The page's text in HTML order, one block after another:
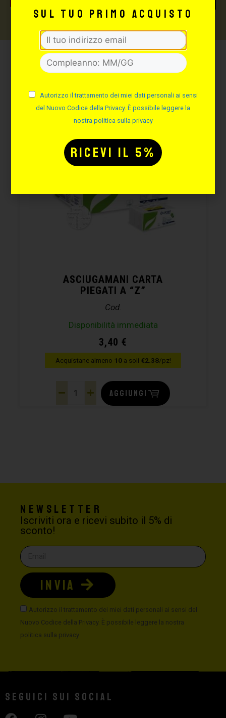
Potrebbe interessarti
ASCIUGAMANI CARTA
PIEGATI A “Z”
Cod.
Disponibilità immediata
3,40 €
Acquistane almeno 10a soli €2.38/pz!
AGGIUNGI
Newsletter
Iscriviti ora e ricevi subito il 5% di
sconto!
Autorizzo il trattamento dei miei dati personali ai sensi del
Nuovo Codice della Privacy. È possibile leggere la nostra
politica sulla privacy
INVIA
Seguici sui social
sul tuo primo acquisto
Autorizzo il trattamento dei miei dati personali ai sensi
del Nuovo Codice della Privacy. È possibile leggere la
nostra politica sulla privacy